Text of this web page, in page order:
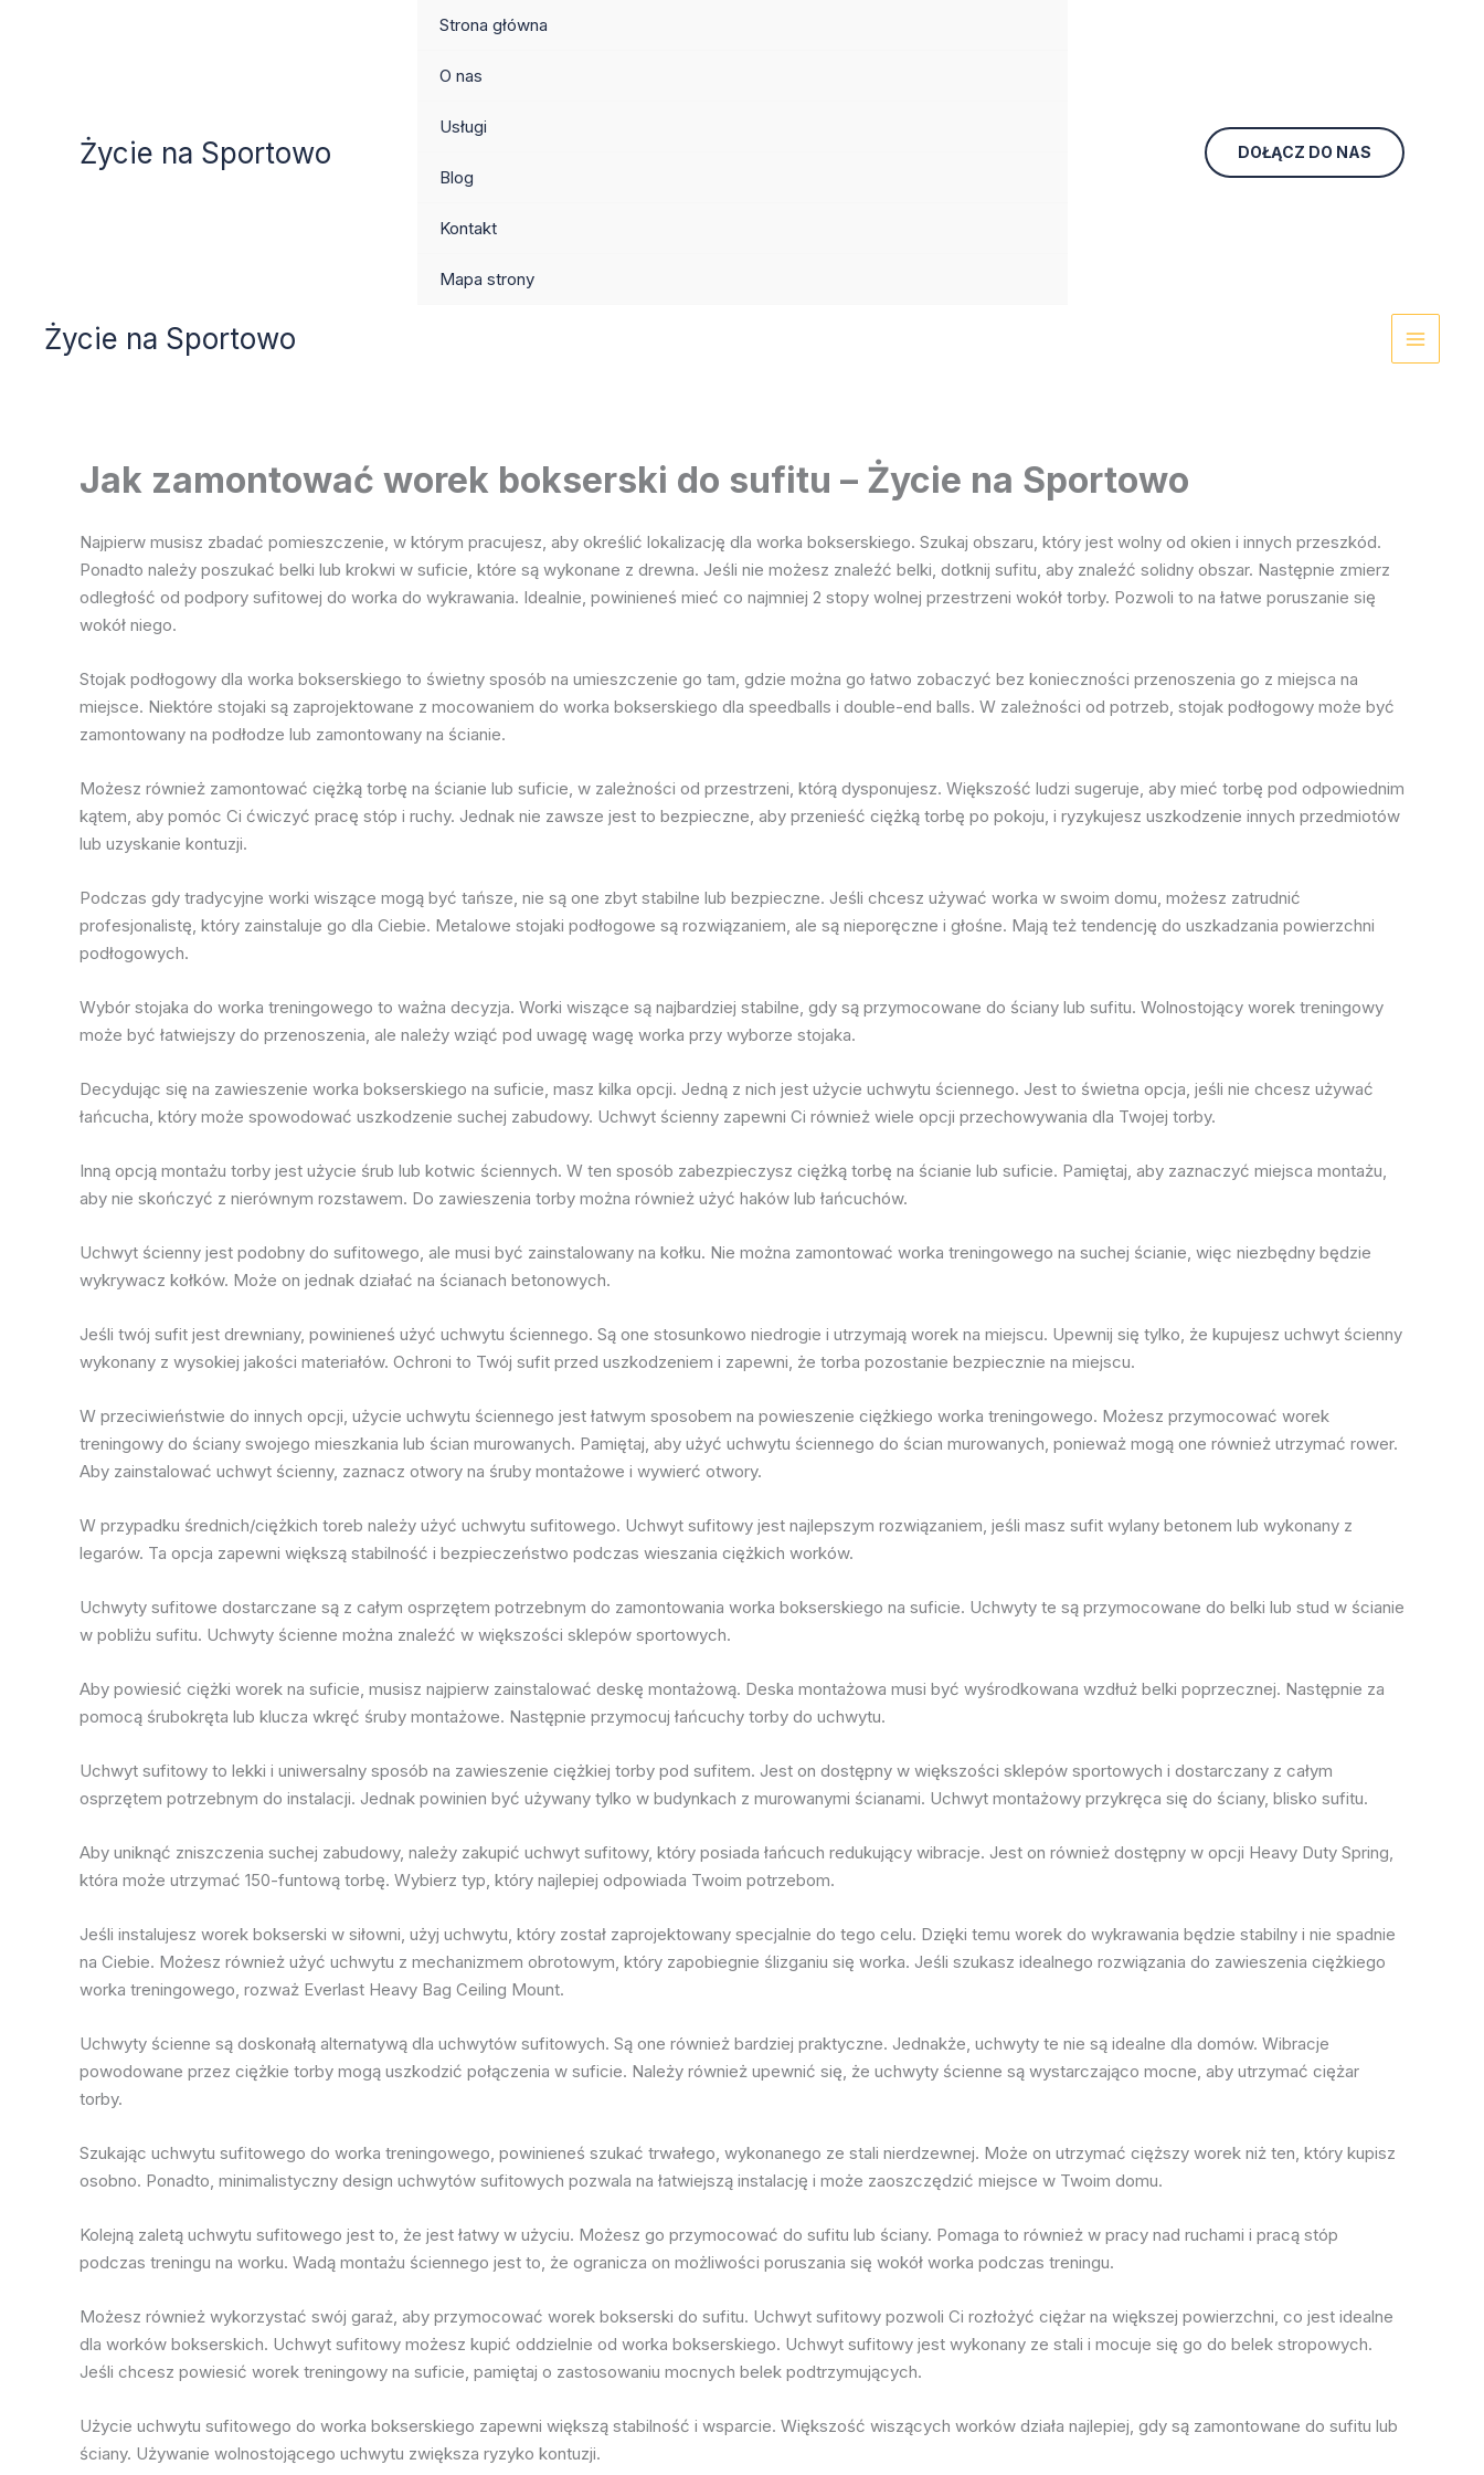
Życie na Sportowo
Strona główna
O nas
Usługi
Blog
Kontakt
Mapa strony
DOŁĄCZ DO NAS
Życie na Sportowo
Jak zamontować worek bokserski do sufitu – Życie na Sportowo
Najpierw musisz zbadać pomieszczenie, w którym pracujesz, aby określić lokalizację dla worka bokserskiego. Szukaj obszaru, który jest wolny od okien i innych przeszkód.
Ponadto należy poszukać belki lub krokwi w suficie, które są wykonane z drewna. Jeśli nie możesz znaleźć belki, dotknij sufitu, aby znaleźć solidny obszar. Następnie zmierz
odległość od podpory sufitowej do worka do wykrawania. Idealnie, powinieneś mieć co najmniej 2 stopy wolnej przestrzeni wokół torby. Pozwoli to na łatwe poruszanie się
wokół niego.
Stojak podłogowy dla worka bokserskiego to świetny sposób na umieszczenie go tam, gdzie można go łatwo zobaczyć bez konieczności przenoszenia go z miejsca na
miejsce. Niektóre stojaki są zaprojektowane z mocowaniem do worka bokserskiego dla speedballs i double-end balls. W zależności od potrzeb, stojak podłogowy może być
zamontowany na podłodze lub zamontowany na ścianie.
Możesz również zamontować ciężką torbę na ścianie lub suficie, w zależności od przestrzeni, którą dysponujesz. Większość ludzi sugeruje, aby mieć torbę pod odpowiednim
kątem, aby pomóc Ci ćwiczyć pracę stóp i ruchy. Jednak nie zawsze jest to bezpieczne, aby przenieść ciężką torbę po pokoju, i ryzykujesz uszkodzenie innych przedmiotów
lub uzyskanie kontuzji.
Podczas gdy tradycyjne worki wiszące mogą być tańsze, nie są one zbyt stabilne lub bezpieczne. Jeśli chcesz używać worka w swoim domu, możesz zatrudnić
profesjonalistę, który zainstaluje go dla Ciebie. Metalowe stojaki podłogowe są rozwiązaniem, ale są nieporęczne i głośne. Mają też tendencję do uszkadzania powierzchni
podłogowych.
Wybór stojaka do worka treningowego to ważna decyzja. Worki wiszące są najbardziej stabilne, gdy są przymocowane do ściany lub sufitu. Wolnostojący worek treningowy
może być łatwiejszy do przenoszenia, ale należy wziąć pod uwagę wagę worka przy wyborze stojaka.
Decydując się na zawieszenie worka bokserskiego na suficie, masz kilka opcji. Jedną z nich jest użycie uchwytu ściennego. Jest to świetna opcja, jeśli nie chcesz używać
łańcucha, który może spowodować uszkodzenie suchej zabudowy. Uchwyt ścienny zapewni Ci również wiele opcji przechowywania dla Twojej torby.
Inną opcją montażu torby jest użycie śrub lub kotwic ściennych. W ten sposób zabezpieczysz ciężką torbę na ścianie lub suficie. Pamiętaj, aby zaznaczyć miejsca montażu,
aby nie skończyć z nierównym rozstawem. Do zawieszenia torby można również użyć haków lub łańcuchów.
Uchwyt ścienny jest podobny do sufitowego, ale musi być zainstalowany na kołku. Nie można zamontować worka treningowego na suchej ścianie, więc niezbędny będzie
wykrywacz kołków. Może on jednak działać na ścianach betonowych.
Jeśli twój sufit jest drewniany, powinieneś użyć uchwytu ściennego. Są one stosunkowo niedrogie i utrzymają worek na miejscu. Upewnij się tylko, że kupujesz uchwyt ścienny
wykonany z wysokiej jakości materiałów. Ochroni to Twój sufit przed uszkodzeniem i zapewni, że torba pozostanie bezpiecznie na miejscu.
W przeciwieństwie do innych opcji, użycie uchwytu ściennego jest łatwym sposobem na powieszenie ciężkiego worka treningowego. Możesz przymocować worek
treningowy do ściany swojego mieszkania lub ścian murowanych. Pamiętaj, aby użyć uchwytu ściennego do ścian murowanych, ponieważ mogą one również utrzymać rower.
Aby zainstalować uchwyt ścienny, zaznacz otwory na śruby montażowe i wywierć otwory.
W przypadku średnich/ciężkich toreb należy użyć uchwytu sufitowego. Uchwyt sufitowy jest najlepszym rozwiązaniem, jeśli masz sufit wylany betonem lub wykonany z
legarów. Ta opcja zapewni większą stabilność i bezpieczeństwo podczas wieszania ciężkich worków.
Uchwyty sufitowe dostarczane są z całym osprzętem potrzebnym do zamontowania worka bokserskiego na suficie. Uchwyty te są przymocowane do belki lub stud w ścianie
w pobliżu sufitu. Uchwyty ścienne można znaleźć w większości sklepów sportowych.
Aby powiesić ciężki worek na suficie, musisz najpierw zainstalować deskę montażową. Deska montażowa musi być wyśrodkowana wzdłuż belki poprzecznej. Następnie za
pomocą śrubokręta lub klucza wkręć śruby montażowe. Następnie przymocuj łańcuchy torby do uchwytu.
Uchwyt sufitowy to lekki i uniwersalny sposób na zawieszenie ciężkiej torby pod sufitem. Jest on dostępny w większości sklepów sportowych i dostarczany z całym
osprzętem potrzebnym do instalacji. Jednak powinien być używany tylko w budynkach z murowanymi ścianami. Uchwyt montażowy przykręca się do ściany, blisko sufitu.
Aby uniknąć zniszczenia suchej zabudowy, należy zakupić uchwyt sufitowy, który posiada łańcuch redukujący wibracje. Jest on również dostępny w opcji Heavy Duty Spring,
która może utrzymać 150-funtową torbę. Wybierz typ, który najlepiej odpowiada Twoim potrzebom.
Jeśli instalujesz worek bokserski w siłowni, użyj uchwytu, który został zaprojektowany specjalnie do tego celu. Dzięki temu worek do wykrawania będzie stabilny i nie spadnie
na Ciebie. Możesz również użyć uchwytu z mechanizmem obrotowym, który zapobiegnie ślizganiu się worka. Jeśli szukasz idealnego rozwiązania do zawieszenia ciężkiego
worka treningowego, rozważ Everlast Heavy Bag Ceiling Mount.
Uchwyty ścienne są doskonałą alternatywą dla uchwytów sufitowych. Są one również bardziej praktyczne. Jednakże, uchwyty te nie są idealne dla domów. Wibracje
powodowane przez ciężkie torby mogą uszkodzić połączenia w suficie. Należy również upewnić się, że uchwyty ścienne są wystarczająco mocne, aby utrzymać ciężar
torby.
Szukając uchwytu sufitowego do worka treningowego, powinieneś szukać trwałego, wykonanego ze stali nierdzewnej. Może on utrzymać cięższy worek niż ten, który kupisz
osobno. Ponadto, minimalistyczny design uchwytów sufitowych pozwala na łatwiejszą instalację i może zaoszczędzić miejsce w Twoim domu.
Kolejną zaletą uchwytu sufitowego jest to, że jest łatwy w użyciu. Możesz go przymocować do sufitu lub ściany. Pomaga to również w pracy nad ruchami i pracą stóp
podczas treningu na worku. Wadą montażu ściennego jest to, że ogranicza on możliwości poruszania się wokół worka podczas treningu.
Możesz również wykorzystać swój garaż, aby przymocować worek bokserski do sufitu. Uchwyt sufitowy pozwoli Ci rozłożyć ciężar na większej powierzchni, co jest idealne
dla worków bokserskich. Uchwyt sufitowy możesz kupić oddzielnie od worka bokserskiego. Uchwyt sufitowy jest wykonany ze stali i mocuje się go do belek stropowych.
Jeśli chcesz powiesić worek treningowy na suficie, pamiętaj o zastosowaniu mocnych belek podtrzymujących.
Użycie uchwytu sufitowego do worka bokserskiego zapewni większą stabilność i wsparcie. Większość wiszących worków działa najlepiej, gdy są zamontowane do sufitu lub
ściany. Używanie wolnostojącego uchwytu zwiększa ryzyko kontuzji.